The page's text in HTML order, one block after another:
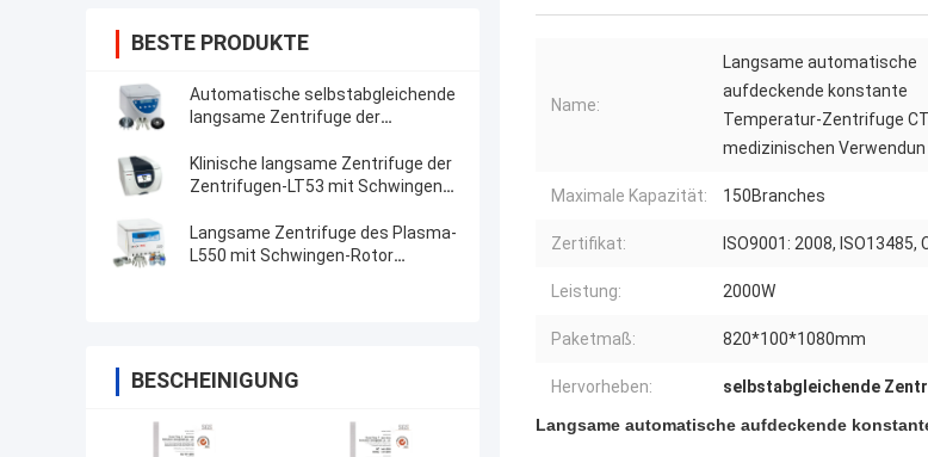
BESTE PRODUKTE
Automatische selbstabgleichende
langsame Zentrifuge der
Klinische langsame Zentrifuge der
Zentrifugen-LT53 mit Schwingen-
Langsame Zentrifuge des Plasma-
L550 mit Schwingen-Rotor
BESCHEINIGUNG
Name:
Langsame automatische
aufdeckende konstante
Temperatur-Zentrifuge
medizinischen Verwendun
Maximale Kapazität: 150Branches
Zertifikat: ISO9001: 2008, ISO13485,
Leistung: 2000W
Paketmaß: 820*100*1080mm
Hervorheben: selbstabgleichende
Langsame automatische aufdeckende